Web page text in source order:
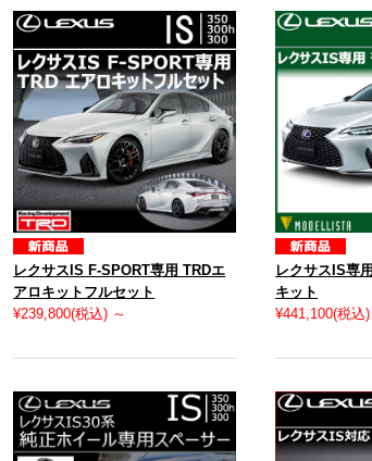
レクサスIS F-SPORT専用 TRDエ
アロキットフルセット
¥239,800(税込) ～
レクサスIS専
キット
¥441,100(税込)